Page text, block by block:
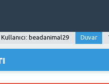
Kullanıcı: beadanimal29 Duvar